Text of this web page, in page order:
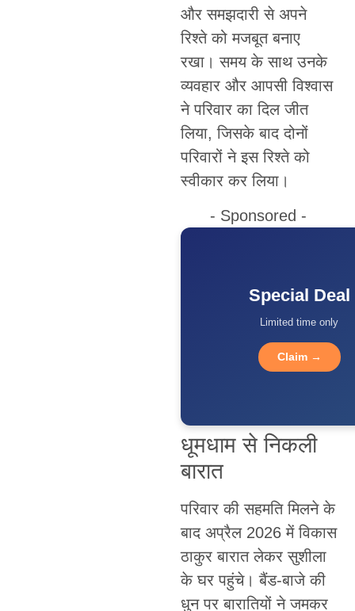
और समझदारी से अपने
रिश्ते को मजबूत बनाए
रखा। समय के साथ उनके
व्यवहार और आपसी विश्वास
ने परिवार का दिल जीत
लिया, जिसके बाद दोनों
परिवारों ने इस रिश्ते को
स्वीकार कर लिया।
- Sponsored -
Special Deal
Limited time only
Claim →
धूमधाम से निकली
बारात
परिवार की सहमति मिलने के
बाद अप्रैल 2026 में विकास
ठाकुर बारात लेकर सुशीला
के घर पहुंचे। बैंड-बाजे की
धुन पर बारातियों ने जमकर